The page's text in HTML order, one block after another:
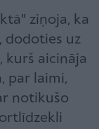
ziņoja, ka
dodoties uz
kurš aicināja
par laimi,
notikušo